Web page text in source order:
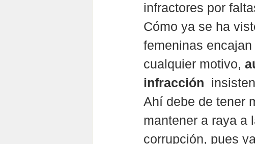
infractores por
Cómo ya se ha
femeninas
cualquier motivo,
infracción
Ahí debe de tener
mantener a raya a
corrupción, pues